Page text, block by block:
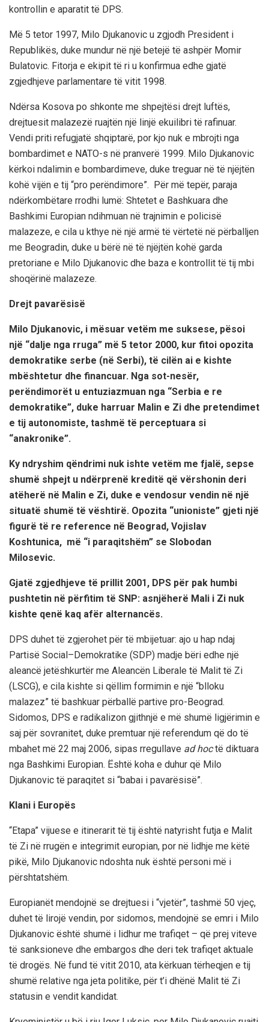
kontrollin e aparatit të DPS.
Më 5 tetor 1997, Milo Djukanovic u zgjodh President i
Republikës, duke mundur në një betejë të ashpër Momir
Bulatovic. Fitorja e ekipit të ri u konfirmua edhe gjatë
zgjedhjeve parlamentare të vitit 1998.
Ndërsa Kosova po shkonte me shpejtësi drejt luftës,
drejtuesit malazezë ruajtën një linjë ekuilibri të rafinuar.
Vendi priti refugjatë shqiptarë, por kjo nuk e mbrojti nga
bombardimet e NATO-s në pranverë 1999. Milo Djukanovic
kërkoi ndalimin e bombardimeve, duke treguar në të njëjtën
kohë vijën e tij “pro perëndimore”. Për më tepër, paraja
ndërkombëtare rrodhi lumë: Shtetet e Bashkuara dhe
Bashkimi Europian ndihmuan në trajnimin e policisë
malazeze, e cila u kthye në një armë të vërtetë në përballjen
me Beogradin, duke u bërë në të njëjtën kohë garda
pretoriane e Milo Djukanovic dhe baza e kontrollit të tij mbi
shoqërinë malazeze.
Drejt pavarësisë
Milo Djukanovic, i mësuar vetëm me suksese, pësoi
një “dalje nga rruga” më 5 tetor 2000, kur fitoi opozita
demokratike serbe (në Serbi), të cilën ai e kishte
mbështetur dhe financuar. Nga sot-nesër,
perëndimorët u entuziazmuan nga “Serbia e re
demokratike”, duke harruar Malin e Zi dhe pretendimet
e tij autonomiste, tashmë të perceptuara si
“anakronike”.
Ky ndryshim qëndrimi nuk ishte vetëm me fjalë, sepse
shumë shpejt u ndërprenë kreditë që vërshonin deri
atëherë në Malin e Zi, duke e vendosur vendin në një
situatë shumë të vështirë. Opozita “unioniste” gjeti një
figurë të re reference në Beograd, Vojislav
Koshtunica, më “i paraqitshëm” se Slobodan
Milosevic.
Gjatë zgjedhjeve të prillit 2001, DPS për pak humbi
pushtetin në përfitim të SNP: asnjëherë Mali i Zi nuk
kishte qenë kaq afër alternancës.
DPS duhet të zgjerohet për të mbijetuar: ajo u hap ndaj
Partisë Social–Demokratike (SDP) madje bëri edhe një
aleancë jetëshkurtër me Aleancën Liberale të Malit të Zi
(LSCG), e cila kishte si qëllim formimin e një “blloku
malazez” të bashkuar përballë partive pro-Beograd.
Sidomos, DPS e radikalizon gjithnjë e më shumë ligjërimin e
saj për sovranitet, duke premtuar një referendum që do të
mbahet më 22 maj 2006, sipas rregullave ad hoctë diktuara
nga Bashkimi Europian. Është koha e duhur që Milo
Djukanovic të paraqitet si “babai i pavarësisë”.
Klani i Europës
“Etapa” vijuese e itinerarit të tij është natyrisht futja e Malit
të Zi në rrugën e integrimit europian, por në lidhje me këtë
pikë, Milo Djukanovic ndoshta nuk është personi më i
përshtatshëm.
Europianët mendojnë se drejtuesi i “vjetër”, tashmë 50 vjeç,
duhet të lirojë vendin, por sidomos, mendojnë se emri i Milo
Djukanovic është shumë i lidhur me trafiqet – që prej viteve
të sanksioneve dhe embargos dhe deri tek trafiqet aktuale
të drogës. Në fund të vitit 2010, ata kërkuan tërheqjen e tij
shumë relative nga jeta politike, për t’i dhënë Malit të Zi
statusin e vendit kandidat.